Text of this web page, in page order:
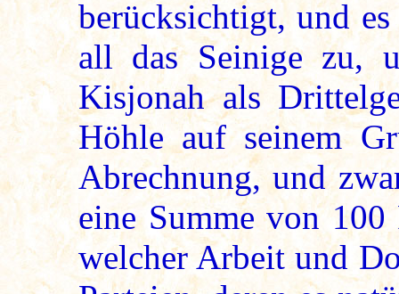
berücksichtigt, und
all das Seinige zu,
Kisjonah als
Höhle auf seinem
Abrechnung, und
eine Summe von
welcher Arbeit und